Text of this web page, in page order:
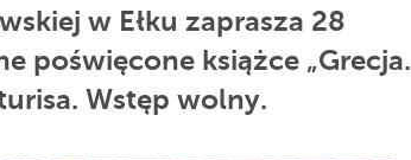
w Ełku zaprasza 28
poświęcone książce „Grecja.
Wstęp wolny.